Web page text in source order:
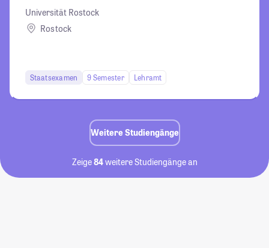
Förderschulen)
Universität Rostock
Rostock
Staatsexamen 9 Semester Lehramt
Weitere Studiengänge
Zeige84weitere Studiengänge an